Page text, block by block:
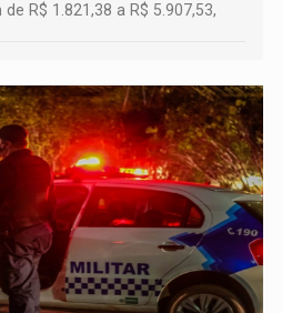
R$ 1.821,38 a R$ 5.907,53,